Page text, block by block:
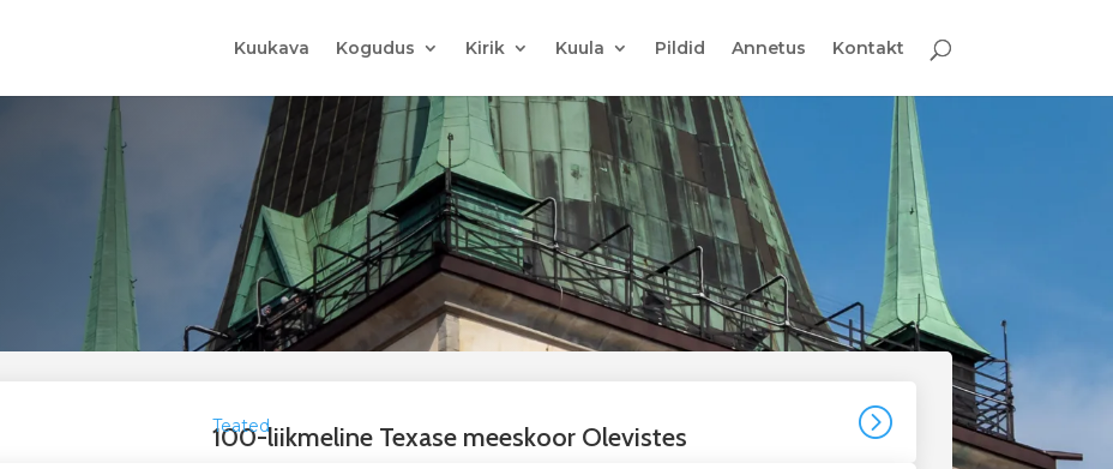
Kuukava Kogudus Kirik Kuula Pildid Annetus Kontakt
100-liikmeline Texase meeskoor Olevistes
Teated =